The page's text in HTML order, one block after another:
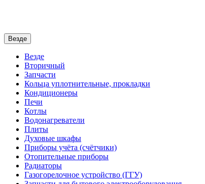
Везде
Везде
Вторичный
Запчасти
Кольца уплотнительные, прокладки
Кондиционеры
Печи
Котлы
Водонагреватели
Плиты
Духовые шкафы
Приборы учёта (счётчики)
Отопительные приборы
Радиаторы
Газогорелочное устройство (ГГУ)